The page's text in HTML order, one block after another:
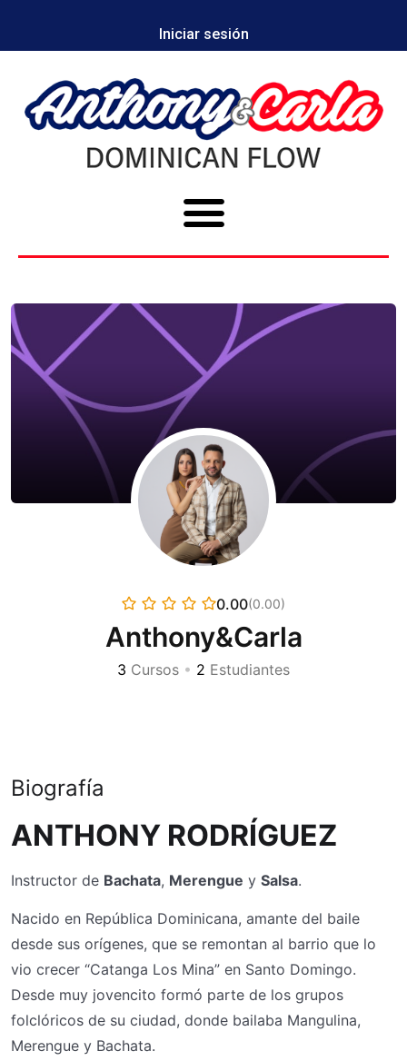
Iniciar sesión
0.00(0.00)
Anthony&Carla
3 Cursos • 2 Estudiantes
Biografía
ANTHONY RODRÍGUEZ
Instructor de Bachata, Merengue y Salsa.
Nacido en República Dominicana, amante del baile
desde sus orígenes, que se remontan al barrio que lo
vio crecer “Catanga Los Mina” en Santo Domingo.
Desde muy jovencito formó parte de los grupos
folclóricos de su ciudad, donde bailaba Mangulina,
Merengue y Bachata.